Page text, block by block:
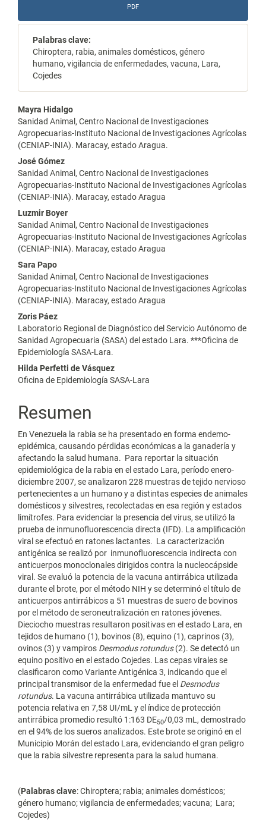
PDF
Palabras clave:
Chiroptera, rabia, animales domésticos, género
humano, vigilancia de enfermedades, vacuna, Lara,
Cojedes
Contenido
principal
del
artículo
Mayra Hidalgo
Sanidad Animal, Centro Nacional de Investigaciones
Agropecuarias-Instituto Nacional de Investigaciones Agrícolas
(CENIAP-INIA). Maracay, estado Aragua.
José Gómez
Sanidad Animal, Centro Nacional de Investigaciones
Agropecuarias-Instituto Nacional de Investigaciones Agrícolas
(CENIAP-INIA). Maracay, estado Aragua
Luzmir Boyer
Sanidad Animal, Centro Nacional de Investigaciones
Agropecuarias-Instituto Nacional de Investigaciones Agrícolas
(CENIAP-INIA). Maracay, estado Aragua
Sara Papo
Sanidad Animal, Centro Nacional de Investigaciones
Agropecuarias-Instituto Nacional de Investigaciones Agrícolas
(CENIAP-INIA). Maracay, estado Aragua
Zoris Páez
Laboratorio Regional de Diagnóstico del Servicio Autónomo de
Sanidad Agropecuaria (SASA) del estado Lara. ***Oficina de
Epidemiología SASA-Lara.
Hilda Perfetti de Vásquez
Oficina de Epidemiología SASA-Lara
Resumen
En Venezuela la rabia se ha presentado en forma endemo-
epidémica, causando pérdidas económicas a la ganadería y
afectando la salud humana. Para reportar la situación
epidemiológica de la rabia en el estado Lara, período enero-
diciembre 2007, se analizaron 228 muestras de tejido nervioso
pertenecientes a un humano y a distintas especies de animales
domésticos y silvestres, recolectadas en esa región y estados
limítrofes. Para evidenciar la presencia del virus, se utilizó la
prueba de inmunofluorescencia directa (IFD). La amplificación
viral se efectuó en ratones lactantes. La caracterización
antigénica se realizó por inmunofluorescencia indirecta con
anticuerpos monoclonales dirigidos contra la nucleocápside
viral. Se evaluó la potencia de la vacuna antirrábica utilizada
durante el brote, por el método NIH y se determinó el título de
anticuerpos antirrábicos a 51 muestras de suero de bovinos
por el método de seroneutralización en ratones jóvenes.
Dieciocho muestras resultaron positivas en el estado Lara, en
tejidos de humano (1), bovinos (8), equino (1), caprinos (3),
ovinos (3) y vampiros Desmodus rotundus(2). Se detectó un
equino positivo en el estado Cojedes. Las cepas virales se
clasificaron como Variante Antigénica 3, indicando que el
principal transmisor de la enfermedad fue el Desmodus
rotundus. La vacuna antirrábica utilizada mantuvo su
potencia relativa en 7,58 UI/mL y el índice de protección
antirrábica promedio resultó 1:163 DE50/0,03 mL, demostrado
en el 94% de los sueros analizados. Este brote se originó en el
Municipio Morán del estado Lara, evidenciando el gran peligro
que la rabia silvestre representa para la salud humana.
(Palabras clave: Chiroptera; rabia; animales domésticos;
género humano; vigilancia de enfermedades; vacuna; Lara;
Cojedes)